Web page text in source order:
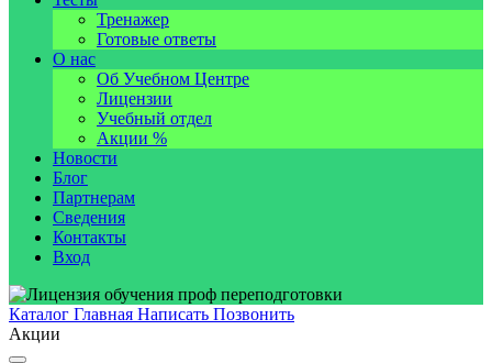
Тренажер
Готовые ответы
О нас
Об Учебном Центре
Лицензии
Учебный отдел
Акции %
Новости
Блог
Партнерам
Сведения
Контакты
Вход
Каталог Главная Написать Позвонить
Акции